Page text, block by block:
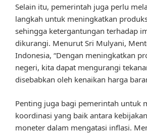
Selain itu, pemerintah juga perlu
langkah untuk meningkatkan
sehingga ketergantungan terhadap
dikurangi. Menurut Sri Mulyani,
Indonesia, “Dengan meningkatkan
negeri, kita dapat mengurangi
disebabkan oleh kenaikan harga
Penting juga bagi pemerintah untuk
koordinasi yang baik antara
moneter dalam mengatasi inflasi.